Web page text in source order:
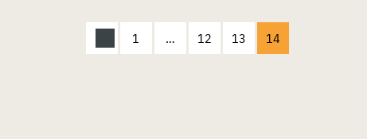
1 … 12 13 14